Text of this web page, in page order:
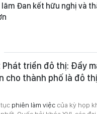
Đan kết hữu nghị và
Phát triển đô thị: Đẩy
cho thành phố là đô
phiên làm việc của kỳ họp